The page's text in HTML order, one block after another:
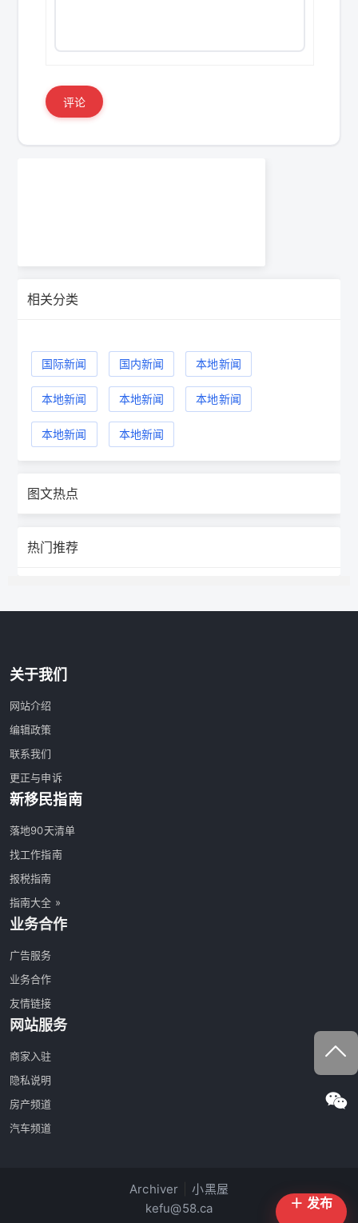
评论
相关分类
国际新闻 国内新闻 本地新闻
本地新闻 本地新闻 本地新闻
本地新闻 本地新闻
图文热点
热门推荐
关于我们
网站介绍
编辑政策
联系我们
更正与申诉
新移民指南
落地90天清单
找工作指南
报税指南
指南大全 »
业务合作
广告服务
业务合作
友情链接
网站服务
商家入驻
隐私说明
房产频道
汽车频道
Archiver
小黑屋
kefu@58.ca
＋ 发布